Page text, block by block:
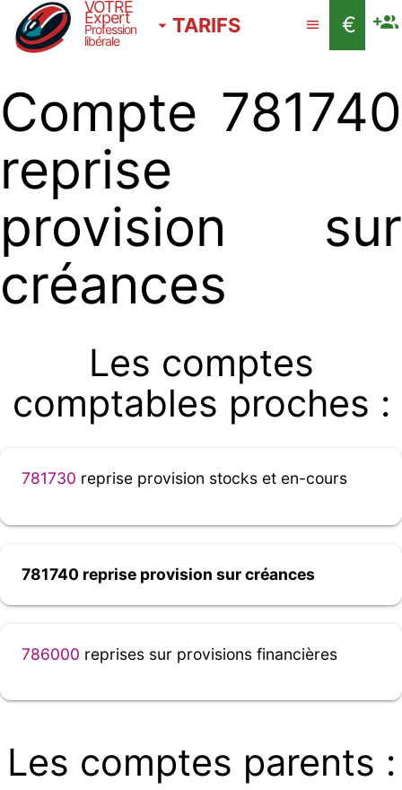
VOTRE
Expert
Profession
libérale
TARIFS €
Compte 781740
reprise
provision sur
créances
Les comptes
comptables proches :
781730 reprise provision stocks et en-cours
781740 reprise provision sur créances
786000 reprises sur provisions financières
Les comptes parents :